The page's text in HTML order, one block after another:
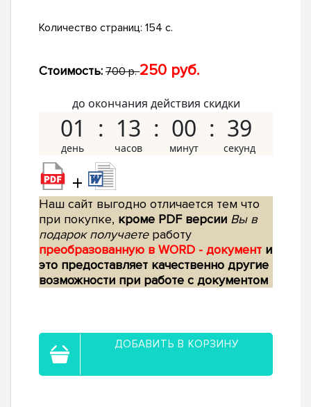
Количество страниц: 154 с.
Стоимость: 700 р.250 руб.
до окончания действия скидки
01 13 00 38
+
Наш сайт выгодно отличается тем что
при покупке, кроме PDF версии Вы в
подарок получаетеработу
преобразованную в WORD - документ и
это предоставляет качественно другие
возможности при работе с документом
ДОБАВИТЬ В КОРЗИНУ